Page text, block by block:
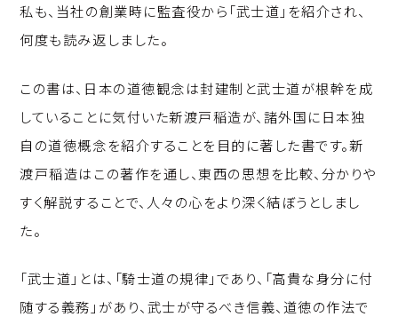
私も、当社の創業時に監査役から「武士道」を紹介され、
何度も読み返しました。
この書は、日本の道徳観念は封建制と武士道が根幹を成
していることに気付いた新渡戸稲造が、諸外国に日本独
自の道徳概念を紹介することを目的に著した書です。新
渡戸稲造はこの著作を通し、東西の思想を比較、分かりや
すく解説することで、人々の心をより深く結ぼうとしまし
た。
「武士道」とは、「騎士道の規律」であり、「高貴な身分に付
随する義務」があり、武士が守るべき信義、道徳の作法で